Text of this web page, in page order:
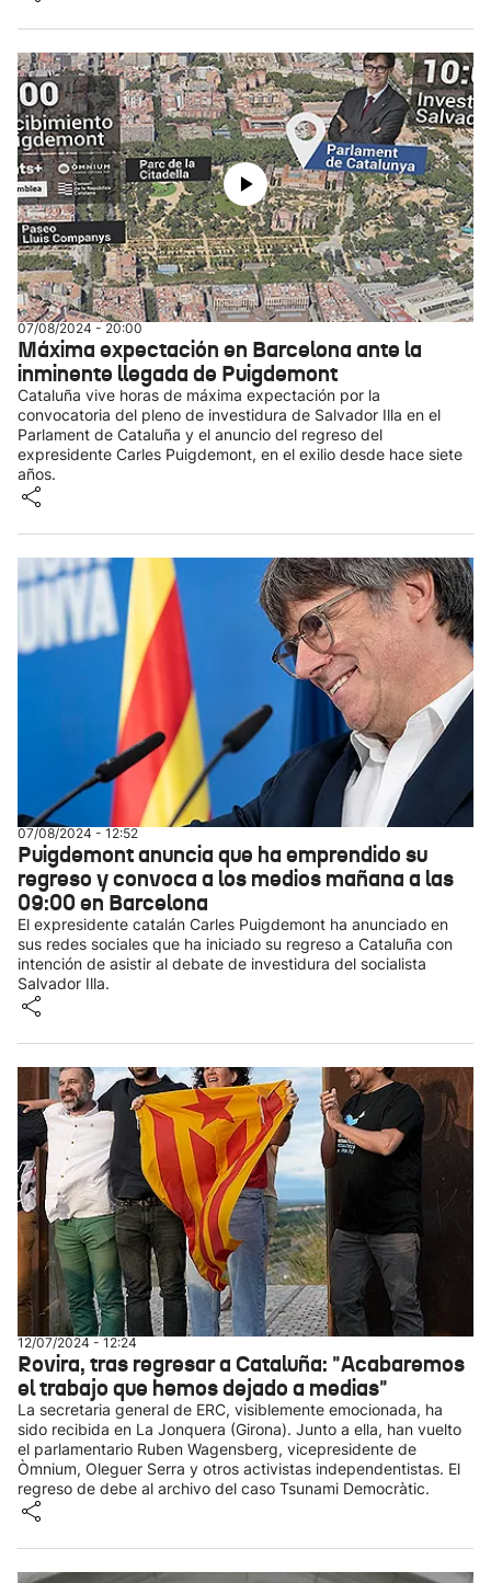
07/08/2024 - 20:00
Máxima expectación en Barcelona ante la
inminente llegada de Puigdemont
Cataluña vive horas de máxima expectación por la
convocatoria del pleno de investidura de Salvador Illa en el
Parlament de Cataluña y el anuncio del regreso del
expresidente Carles Puigdemont, en el exilio desde hace siete
años.
07/08/2024 - 12:52
Puigdemont anuncia que ha emprendido su
regreso y convoca a los medios mañana a las
09:00 en Barcelona
El expresidente catalán Carles Puigdemont ha anunciado en
sus redes sociales que ha iniciado su regreso a Cataluña con
intención de asistir al debate de investidura del socialista
Salvador Illa.
12/07/2024 - 12:24
Rovira, tras regresar a Cataluña: "Acabaremos
el trabajo que hemos dejado a medias"
La secretaria general de ERC, visiblemente emocionada, ha
sido recibida en La Jonquera (Girona). Junto a ella, han vuelto
el parlamentario Ruben Wagensberg, vicepresidente de
Òmnium, Oleguer Serra y otros activistas independentistas. El
regreso de debe al archivo del caso Tsunami Democràtic.